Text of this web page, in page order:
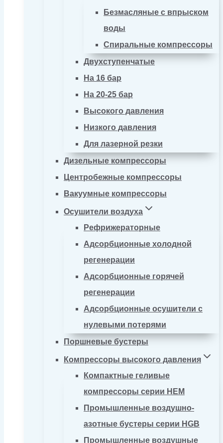
Безмасляные с впрыском
воды
Спиральные компрессоры
Двухступенчатые
На 16 бар
На 20-25 бар
Высокого давления
Низкого давления
Для лазерной резки
Дизельные компрессоры
Центробежные компрессоры
Вакуумные компрессоры
Осушители воздуха
Рефрижераторные
Адсорбционные холодной
регенерации
Адсорбционные горячей
регенерации
Адсорбционные осушители с
нулевыми потерями
Поршневые бустеры
Компрессоры высокого давления
Компактные геливые
компрессоры серии HEM
Промышленные воздушно-
азотные бустеры серии HGB
Промышленные воздушные